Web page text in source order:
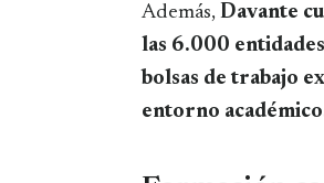
Además, Davante
las 6.000
bolsas de trabajo
entorno